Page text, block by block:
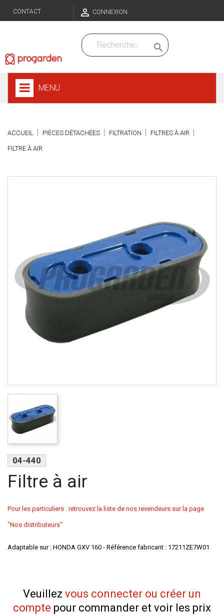
CONTACT  CONNEXION

MENU
ACCUEIL PIÈCES DÉTACHÉES FILTRATION FILTRES À AIR
FILTRE À AIR
04-440
Filtre à air
Pour les particuliers : retrouvez la liste de nos revendeurs sur la page
"Nos distributeurs"
Adaptable sur : HONDA GXV 160 - Référence fabricant : 17211ZE7W01
Veuillez vous connecter ou créer un
compte pour commander et voir les prix